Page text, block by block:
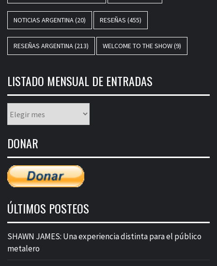
NOTICIAS ARGENTINA(20) RESEÑAS (455)
RESEÑAS ARGENTINA(213) WELCOME TO THE SHOW(9)
LISTADO MENSUAL DE ENTRADAS
mensual
entradas
DONAR
ÚLTIMOS POSTEOS
SHAWN JAMES: Una experiencia distinta para el público
metalero